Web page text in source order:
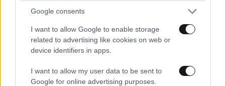
Google consents
I want to allow Google to enable storage
related to advertising like cookies on web or
device identifiers in apps.
I want to allow my user data to be sent to
Google for online advertising purposes.